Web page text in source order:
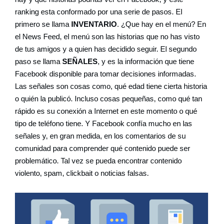
ranking esta conformado por una serie de pasos. El
primero se llama INVENTARIO. ¿Que hay en el menú? En
el News Feed, el menú son las historias que no has visto
de tus amigos y a quien has decidido seguir. El segundo
paso se llama SEÑALES, y es la información que tiene
Facebook disponible para tomar decisiones informadas.
Las señales son cosas como, qué edad tiene cierta historia
o quién la publicó. Incluso cosas pequeñas, como qué tan
rápido es su conexión a Internet en este momento o qué
tipo de teléfono tiene. Y Facebook confía mucho en las
señales y, en gran medida, en los comentarios de su
comunidad para comprender qué contenido puede ser
problemático. Tal vez se pueda encontrar contenido
violento, spam, clickbait o noticias falsas.